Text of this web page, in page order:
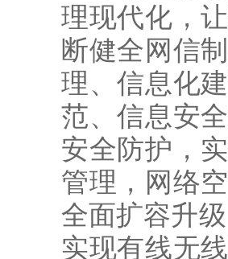
理现代化，
断健全网信
理、信息化
范、信息安
安全防护，
管理，网络
全面扩容升
实现有线无